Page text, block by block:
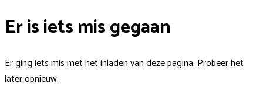
Er is iets mis gegaan
Er ging iets mis met het inladen van deze pagina. Probeer het
later opnieuw.